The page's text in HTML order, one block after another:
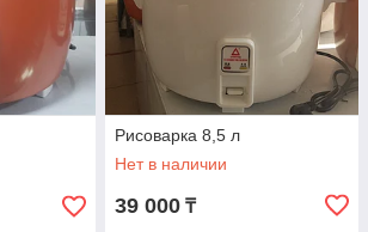
Рисоварка 8,5 л
Нет в наличии
39 000 ₸